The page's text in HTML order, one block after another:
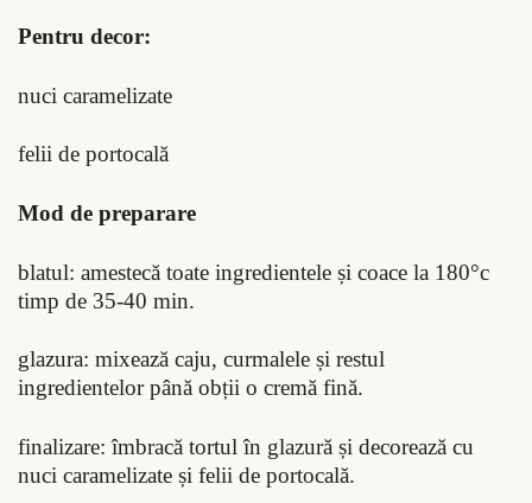
Pentru decor:
nuci caramelizate
felii de portocală
Mod de preparare
blatul: amestecă toate ingredientele și coace la 180°c
timp de 35-40 min.
glazura: mixează caju, curmalele și restul
ingredientelor până obții o cremă fină.
finalizare: îmbracă tortul în glazură și decorează cu
nuci caramelizate și felii de portocală.